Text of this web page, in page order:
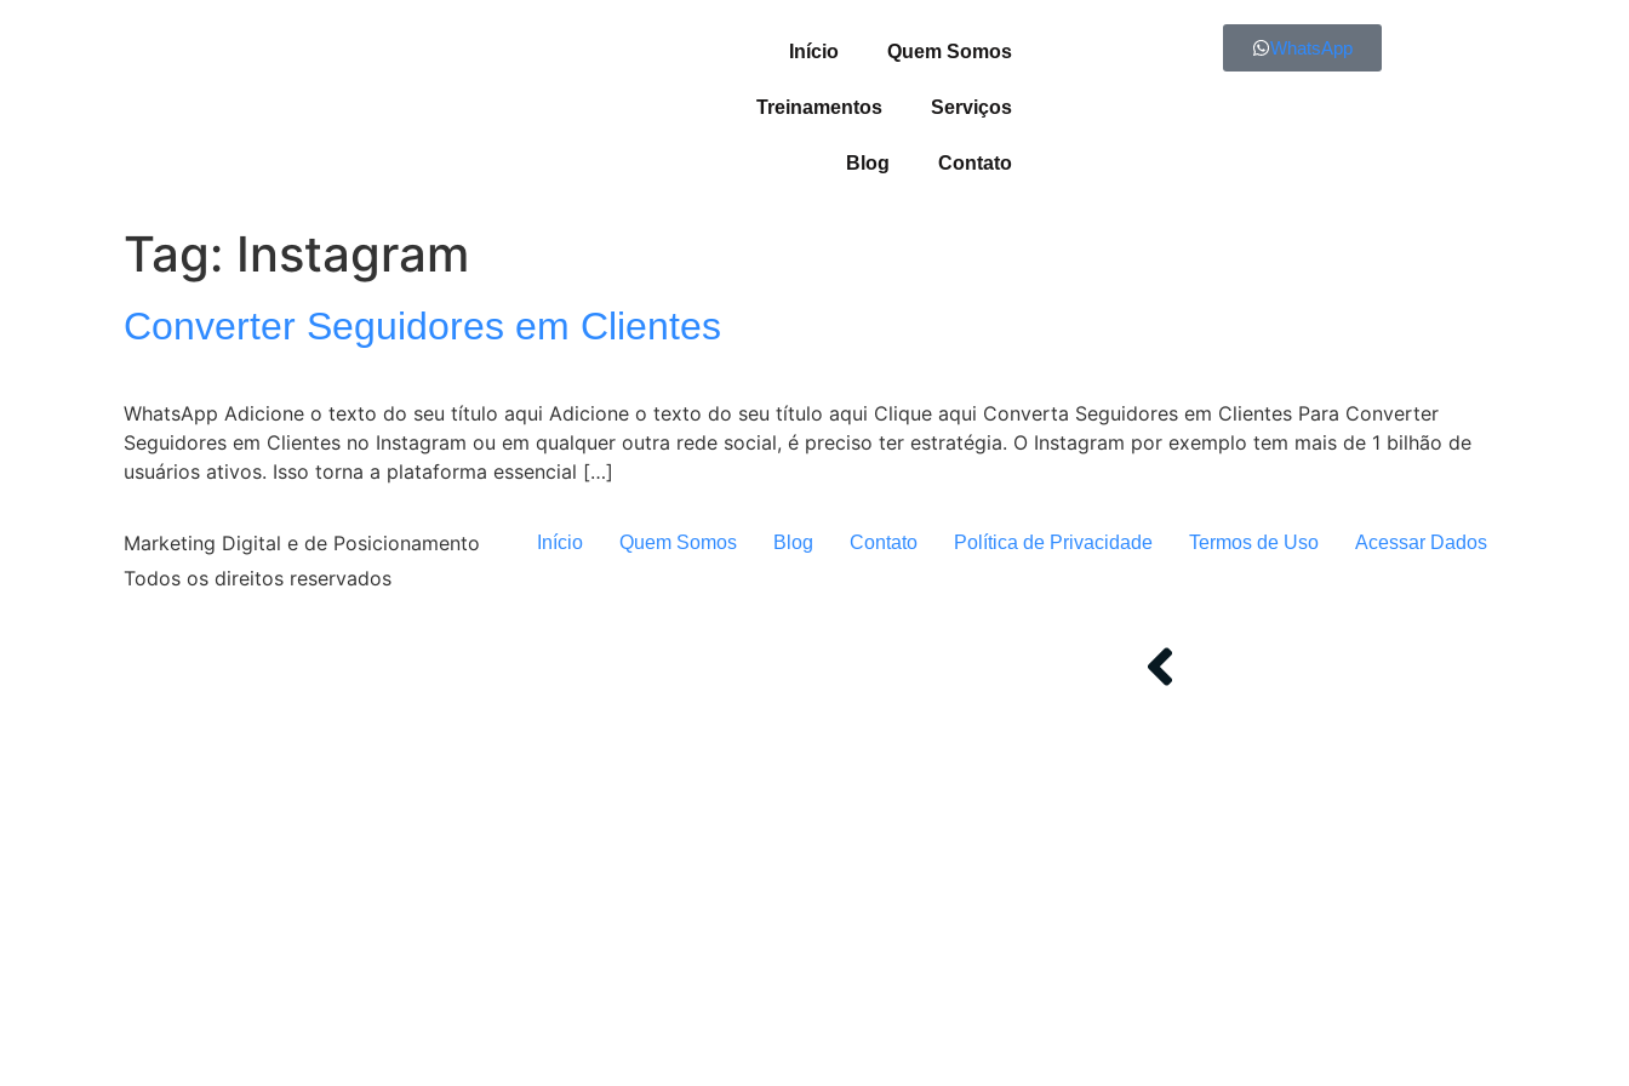
Início Quem Somos
Treinamentos Serviços
Blog Contato
WhatsApp
Tag: Instagram
Converter Seguidores em Clientes
WhatsApp Adicione o texto do seu título aqui Adicione o texto do seu título aqui Clique aqui Converta Seguidores em Clientes Para Converter
Seguidores em Clientes no Instagram ou em qualquer outra rede social, é preciso ter estratégia. O Instagram por exemplo tem mais de 1 bilhão de
usuários ativos. Isso torna a plataforma essencial […]
Marketing Digital e de Posicionamento Início Quem Somos Blog Contato Política de Privacidade Termos de Uso Acessar Dados
Todos os direitos reservados